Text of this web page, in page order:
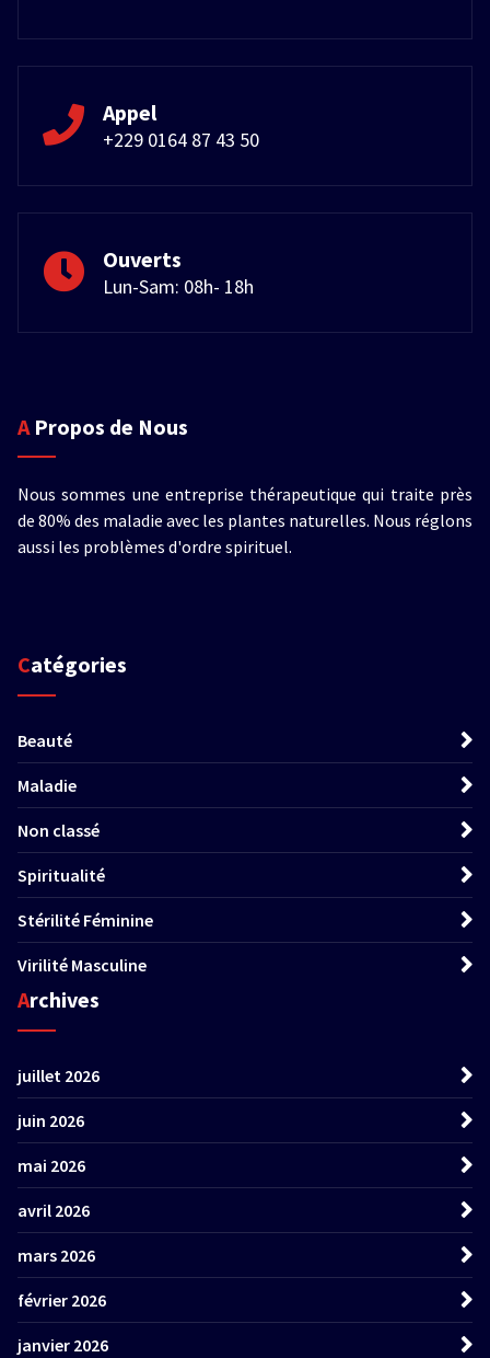
Appel
+229 0164 87 43 50
Ouverts
Lun-Sam: 08h- 18h
A Propos de Nous
Nous sommes une entreprise thérapeutique qui traite près
de 80% des maladie avec les plantes naturelles. Nous réglons
aussi les problèmes d'ordre spirituel.
Catégories
Beauté
Maladie
Non classé
Spiritualité
Stérilité Féminine
Virilité Masculine
Archives
juillet 2026
juin 2026
mai 2026
avril 2026
mars 2026
février 2026
janvier 2026